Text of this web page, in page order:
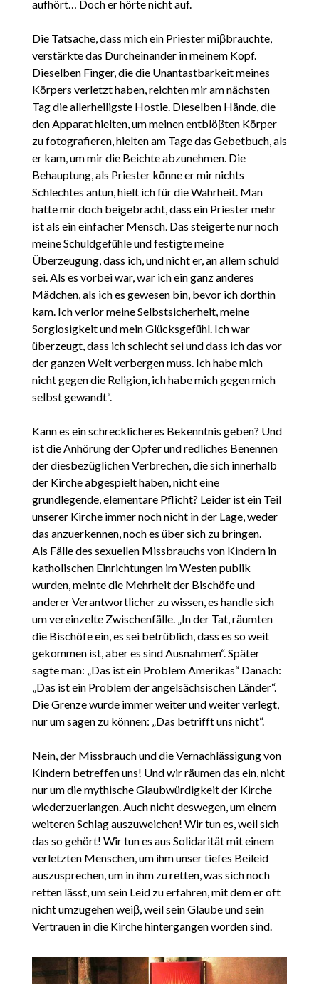
aufhört… Doch er hörte nicht auf.
Die Tatsache, dass mich ein Priester miβbrauchte,
verstärkte das Durcheinander in meinem Kopf.
Dieselben Finger, die die Unantastbarkeit meines
Körpers verletzt haben, reichten mir am nächsten
Tag die allerheiligste Hostie. Dieselben Hände, die
den Apparat hielten, um meinen entblöβten Körper
zu fotografieren, hielten am Tage das Gebetbuch, als
er kam, um mir die Beichte abzunehmen. Die
Behauptung, als Priester könne er mir nichts
Schlechtes antun, hielt ich für die Wahrheit. Man
hatte mir doch beigebracht, dass ein Priester mehr
ist als ein einfacher Mensch. Das steigerte nur noch
meine Schuldgefühle und festigte meine
Überzeugung, dass ich, und nicht er, an allem schuld
sei. Als es vorbei war, war ich ein ganz anderes
Mädchen, als ich es gewesen bin, bevor ich dorthin
kam. Ich verlor meine Selbstsicherheit, meine
Sorglosigkeit und mein Glücksgefühl. Ich war
überzeugt, dass ich schlecht sei und dass ich das vor
der ganzen Welt verbergen muss. Ich habe mich
nicht gegen die Religion, ich habe mich gegen mich
selbst gewandt“.
Kann es ein schrecklicheres Bekenntnis geben? Und
ist die Anhörung der Opfer und redliches Benennen
der diesbezüglichen Verbrechen, die sich innerhalb
der Kirche abgespielt haben, nicht eine
grundlegende, elementare Pflicht? Leider ist ein Teil
unserer Kirche immer noch nicht in der Lage, weder
das anzuerkennen, noch es über sich zu bringen.
Als Fälle des sexuellen Missbrauchs von Kindern in
katholischen Einrichtungen im Westen publik
wurden, meinte die Mehrheit der Bischöfe und
anderer Verantwortlicher zu wissen, es handle sich
um vereinzelte Zwischenfälle. „In der Tat, räumten
die Bischöfe ein, es sei betrüblich, dass es so weit
gekommen ist, aber es sind Ausnahmen“. Später
sagte man: „Das ist ein Problem Amerikas“ Danach:
„Das ist ein Problem der angelsächsischen Länder“.
Die Grenze wurde immer weiter und weiter verlegt,
nur um sagen zu können: „Das betrifft uns nicht“.
Nein, der Missbrauch und die Vernachlässigung von
Kindern betreffen uns! Und wir räumen das ein, nicht
nur um die mythische Glaubwürdigkeit der Kirche
wiederzuerlangen. Auch nicht deswegen, um einem
weiteren Schlag auszuweichen! Wir tun es, weil sich
das so gehört! Wir tun es aus Solidarität mit einem
verletzten Menschen, um ihm unser tiefes Beileid
auszusprechen, um in ihm zu retten, was sich noch
retten lässt, um sein Leid zu erfahren, mit dem er oft
nicht umzugehen weiβ, weil sein Glaube und sein
Vertrauen in die Kirche hintergangen worden sind.